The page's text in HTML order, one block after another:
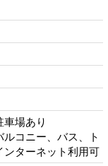
場あり
コニー、バス、ト
ンターネット利用可